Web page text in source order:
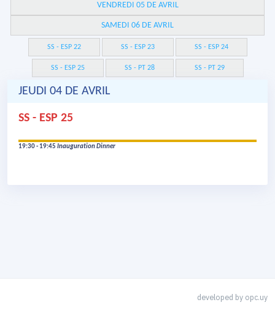
VENDREDI 05 DE AVRIL
SAMEDI 06 DE AVRIL
SS - ESP 22 SS - ESP 23 SS - ESP 24
SS - ESP 25 SS - PT 28 SS - PT 29
JEUDI 04 DE AVRIL
SS - ESP 25
19:30 - 19:45 Inauguration Dinner
developed by opc.uy